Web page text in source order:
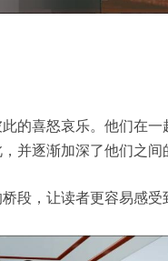
的喜怒哀乐。他们在
并逐渐加深了他们之间
段，让读者更容易感